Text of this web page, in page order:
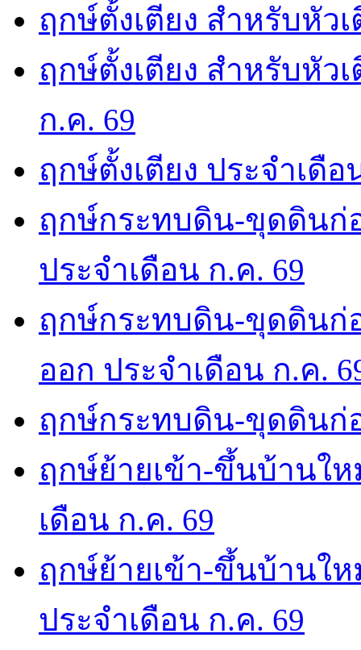
ฤกษ์ตั้งเตียง สำหรับหัว
ฤกษ์ตั้งเตียง สำหรับหัว
ก.ค. 69
ฤกษ์ตั้งเตียง ประจำเดือ
ฤกษ์กระทบดิน-ขุดดินก่
ประจำเดือน ก.ค. 69
ฤกษ์กระทบดิน-ขุดดินก่
ออก ประจำเดือน ก.ค.
ฤกษ์กระทบดิน-ขุดดินก่
ฤกษ์ย้ายเข้า-ขึ้นบ้านใ
เดือน ก.ค. 69
ฤกษ์ย้ายเข้า-ขึ้นบ้านใ
ประจำเดือน ก.ค. 69